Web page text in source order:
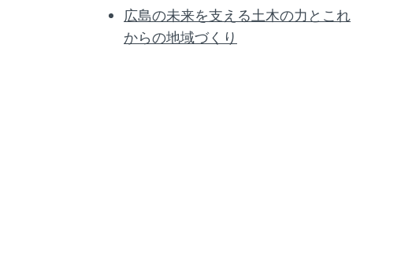
広島の未来を支える土木の力とこれ
からの地域づくり